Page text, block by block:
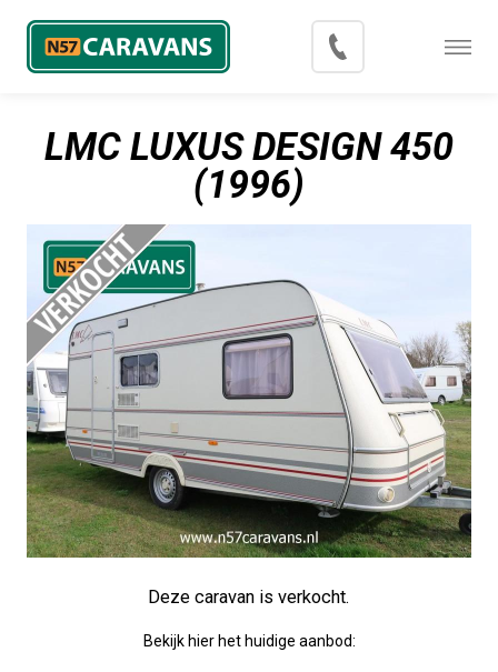
LMC LUXUS DESIGN 450
(1996)
Deze caravan is verkocht.
Bekijk hier het huidige aanbod:
Menu
Inkoop
Export
Contact
Over N57 Caravans